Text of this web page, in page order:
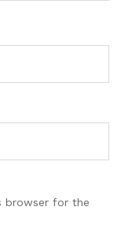
browser for the